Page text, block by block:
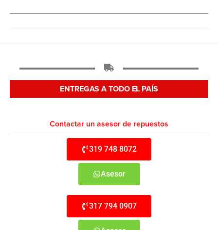
ENTREGAS A TODO EL PAÍS
Contactar un asesor de repuestos
319 748 8072
Asesor
317 794 0907